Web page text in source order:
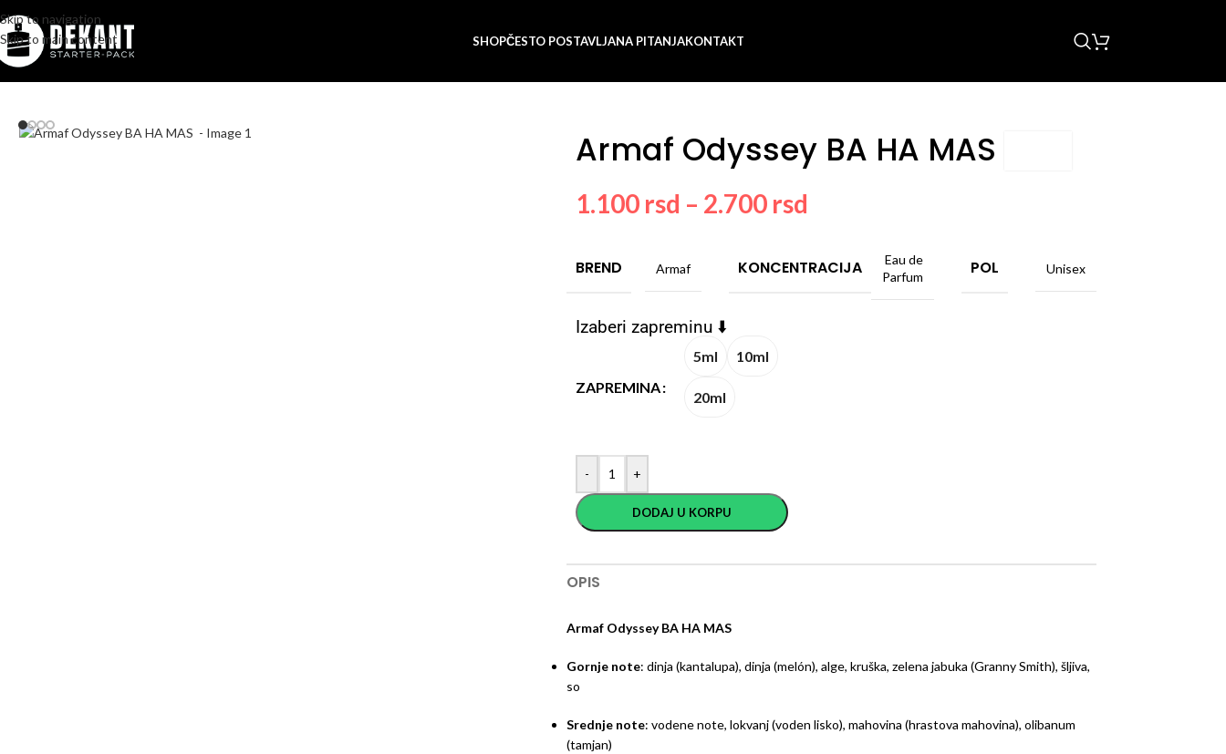
Skip to navigation
Skip to main content
SHOPČESTO POSTAVLJANA PITANJAKONTAKT
Armaf Odyssey BA HA MAS
1.100 rsd – 2.700 rsd
BREND Armaf KONCENTRACIJA
Eau de
Parfum
POL Unisex
Izaberi zapreminu ⬇️
ZAPREMINA
5ml 10ml
20ml
- +
DODAJ U KORPU
OPIS
Armaf Odyssey BA HA MAS
Gornje note: dinja (kantalupa), dinja (melón), alge, kruška, zelena jabuka (Granny Smith), šljiva,
so
Srednje note: vodene note, lokvanj (voden lisko), mahovina (hrastova mahovina), olibanum
(tamjan)